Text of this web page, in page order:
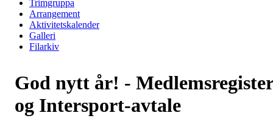
Trimgruppa
Arrangement
Aktivitetskalender
Galleri
Filarkiv
God nytt år! - Medlemsregister
og Intersport-avtale